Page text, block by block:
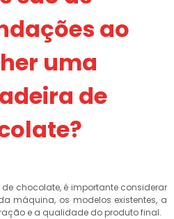
ao
uma
de
chocolate, é importante considerar
máquina, os modelos existentes, a
e a qualidade do produto final.